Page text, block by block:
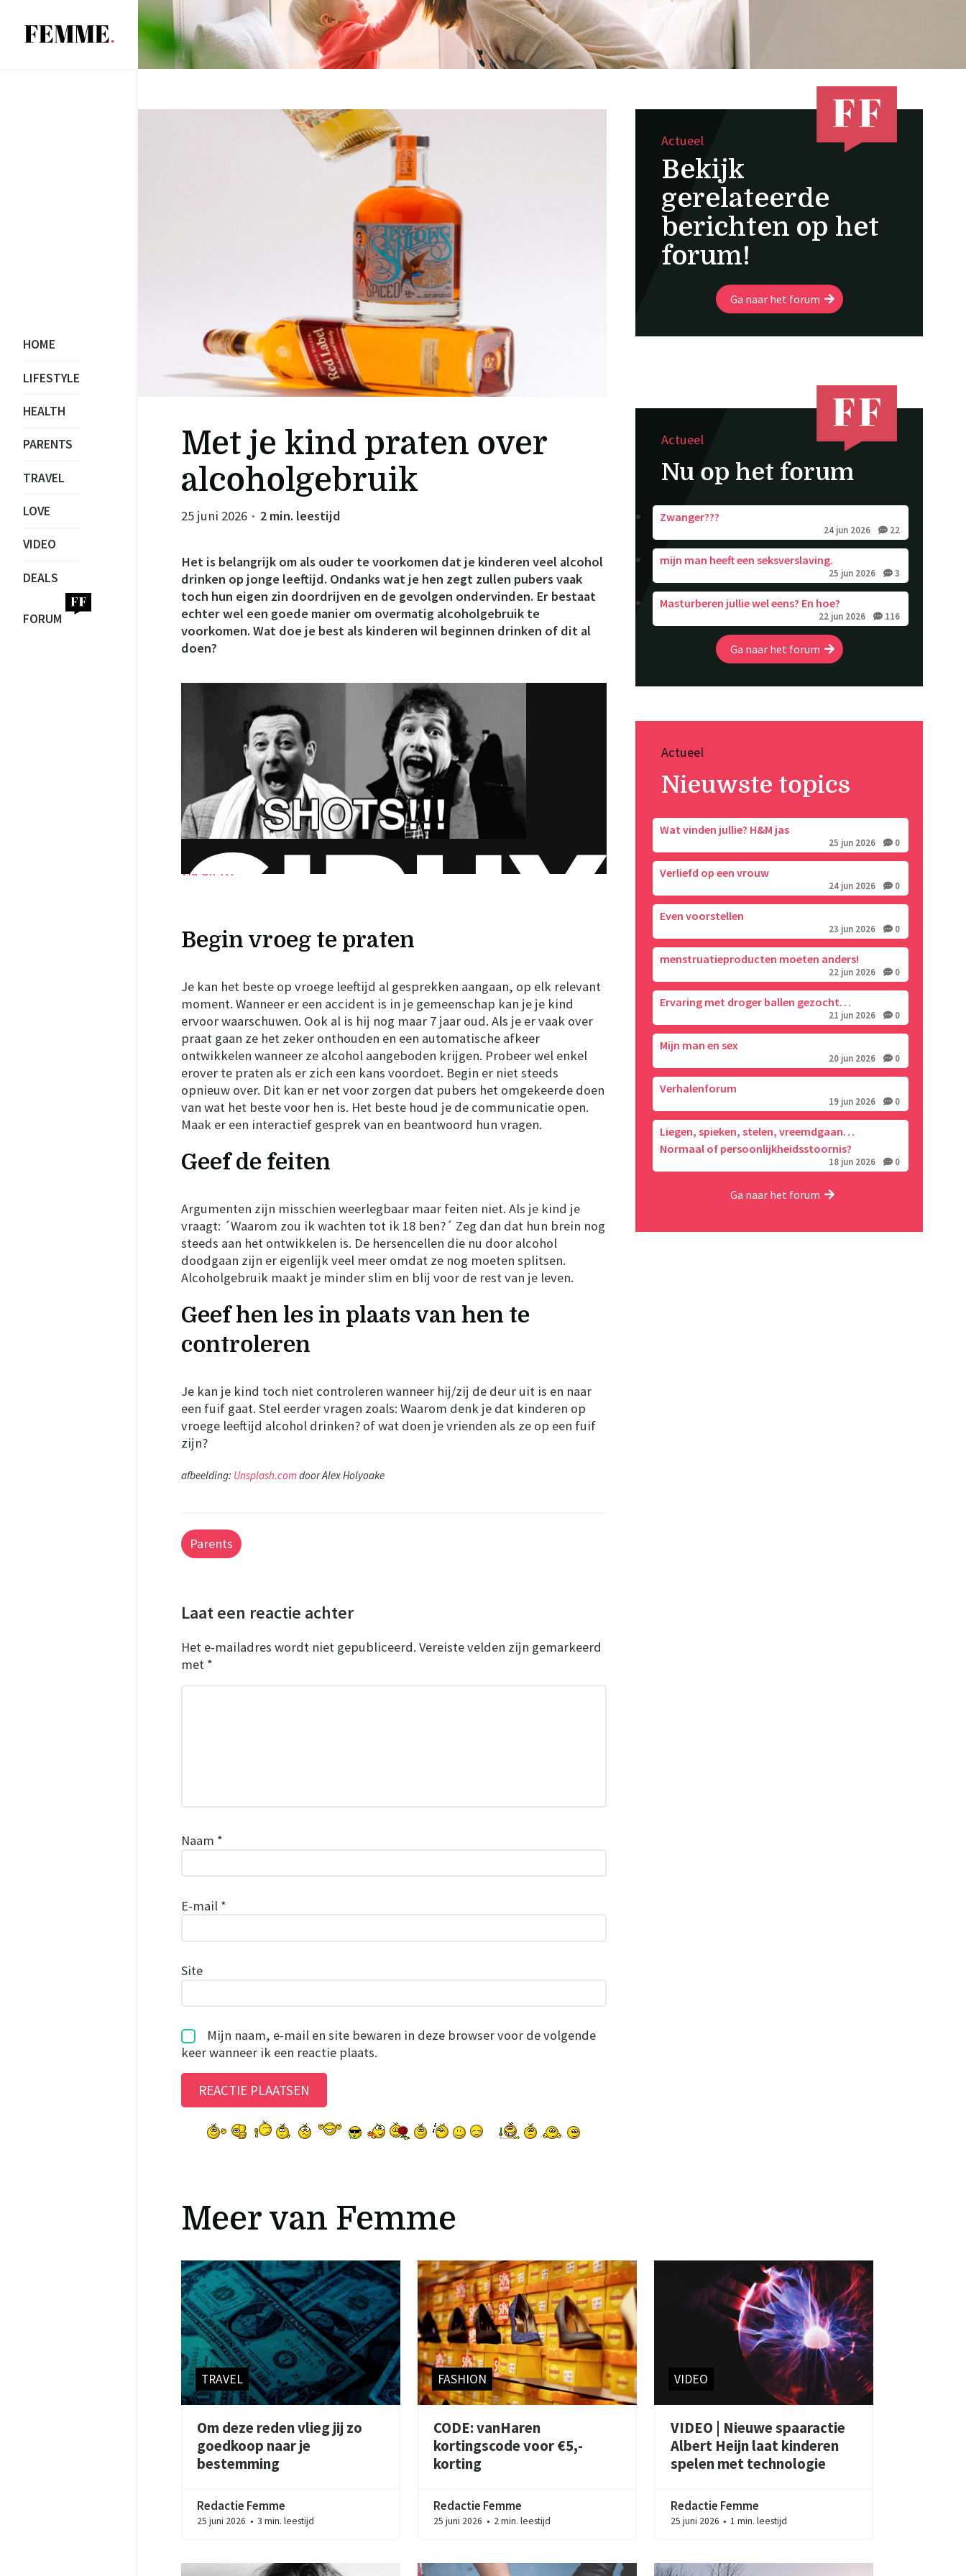
HOME
LIFESTYLE
HEALTH
PARENTS
TRAVEL
LOVE
VIDEO
DEALS
FORUM
Met je kind praten over
alcoholgebruik
25 juni 2026 ● 2 min. leestijd
Het is belangrijk om als ouder te voorkomen dat je kinderen veel alcohol
drinken op jonge leeftijd. Ondanks wat je hen zegt zullen pubers vaak
toch hun eigen zin doordrijven en de gevolgen ondervinden. Er bestaat
echter wel een goede manier om overmatig alcoholgebruik te
voorkomen. Wat doe je best als kinderen wil beginnen drinken of dit al
doen?
via GIPHY
Begin vroeg te praten
Je kan het beste op vroege leeftijd al gesprekken aangaan, op elk relevant
moment. Wanneer er een accident is in je gemeenschap kan je je kind
ervoor waarschuwen. Ook al is hij nog maar 7 jaar oud. Als je er vaak over
praat gaan ze het zeker onthouden en een automatische afkeer
ontwikkelen wanneer ze alcohol aangeboden krijgen. Probeer wel enkel
erover te praten als er zich een kans voordoet. Begin er niet steeds
opnieuw over. Dit kan er net voor zorgen dat pubers het omgekeerde doen
van wat het beste voor hen is. Het beste houd je de communicatie open.
Maak er een interactief gesprek van en beantwoord hun vragen.
Geef de feiten
Argumenten zijn misschien weerlegbaar maar feiten niet. Als je kind je
vraagt: ´Waarom zou ik wachten tot ik 18 ben?´ Zeg dan dat hun brein nog
steeds aan het ontwikkelen is. De hersencellen die nu door alcohol
doodgaan zijn er eigenlijk veel meer omdat ze nog moeten splitsen.
Alcoholgebruik maakt je minder slim en blij voor de rest van je leven.
Geef hen les in plaats van hen te
controleren
Je kan je kind toch niet controleren wanneer hij/zij de deur uit is en naar
een fuif gaat. Stel eerder vragen zoals: Waarom denk je dat kinderen op
vroege leeftijd alcohol drinken? of wat doen je vrienden als ze op een fuif
zijn?
afbeelding: Unsplash.comdoor Alex Holyoake
Parents
Laat een reactie achter
Het e-mailadres wordt niet gepubliceerd. Vereiste velden zijn gemarkeerd
met *
Naam *
E-mail *
Site
Mijn naam, e-mail en site bewaren in deze browser voor de volgende
keer wanneer ik een reactie plaats.
Actueel
Bekijk
gerelateerde
berichten op het
forum!
Ga naar het forum
Actueel
Nu op het forum
Zwanger???
24 jun 2026 22
mijn man heeft een seksverslaving.
25 jun 2026 3
Masturberen jullie wel eens? En hoe?
22 jun 2026 116
Ga naar het forum
Actueel
Nieuwste topics
Wat vinden jullie? H&M jas
25 jun 2026 0
Verliefd op een vrouw
24 jun 2026 0
Even voorstellen
23 jun 2026 0
menstruatieproducten moeten anders!
22 jun 2026 0
Ervaring met droger ballen gezocht…
21 jun 2026 0
Mijn man en sex
20 jun 2026 0
Verhalenforum
19 jun 2026 0
Liegen, spieken, stelen, vreemdgaan…
Normaal of persoonlijkheidsstoornis?
18 jun 2026 0
Ga naar het forum
Meer van Femme
TRAVEL
Om deze reden vlieg jij zo
goedkoop naar je
bestemming
Redactie Femme
25 juni 2026 ● 3 min. leestijd
FASHION
CODE: vanHaren
kortingscode voor €5,-
korting
Redactie Femme
25 juni 2026 ● 2 min. leestijd
VIDEO
VIDEO | Nieuwe spaaractie
Albert Heijn laat kinderen
spelen met technologie
Redactie Femme
25 juni 2026 ● 1 min. leestijd